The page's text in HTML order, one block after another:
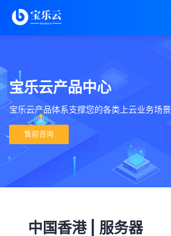
宝乐云产品中心
宝乐云产品体系支撑您的各类上云业务场景
售前咨询
中国香港 | 服务器